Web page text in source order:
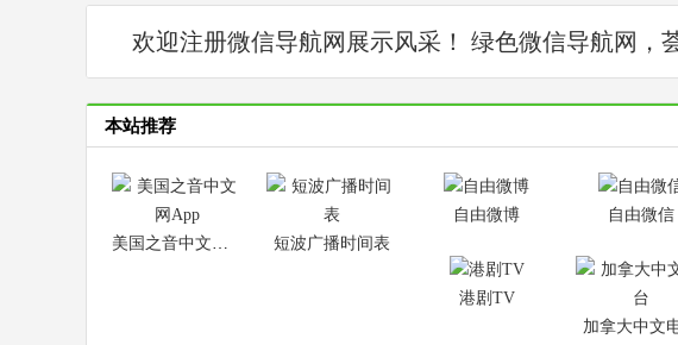
欢迎注册微信导航网展示风采！ 绿色微信导航网，
本站推荐
美国之音中文网App 短波广播时间表
自由微博 自由微信
港剧TV
加拿大中文